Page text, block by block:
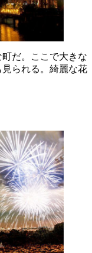
だ。ここで大きな
られる。綺麗な花